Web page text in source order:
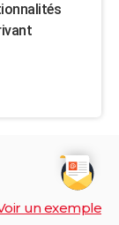
un exemple